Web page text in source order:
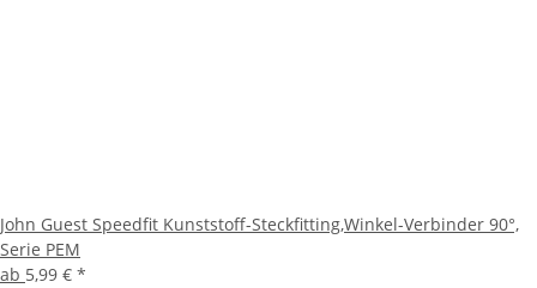
John Guest Speedfit Kunststoff-Steckfitting,Winkel-Verbinder 90°,
Serie PEM
ab 5,99 € *